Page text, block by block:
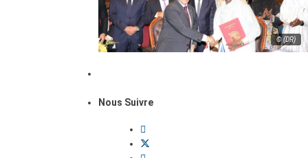
© (DR)
Nous Suivre